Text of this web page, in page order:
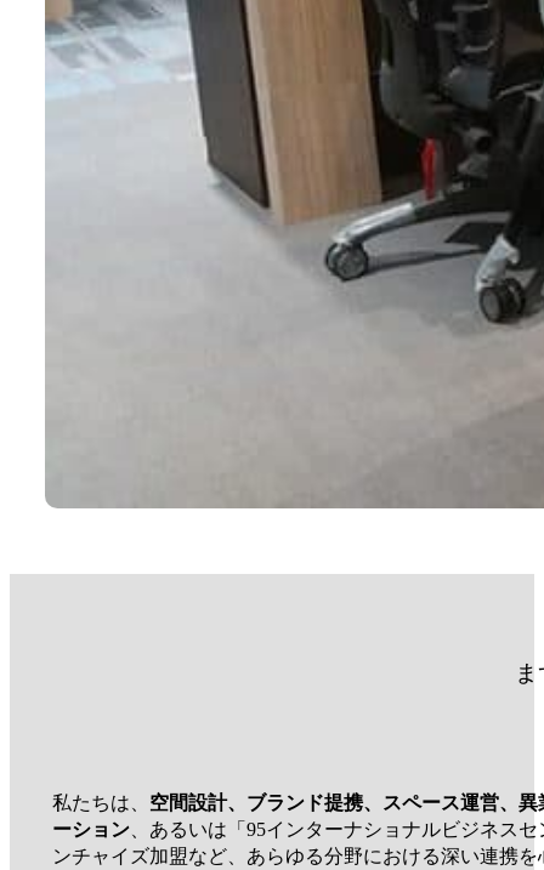
私たちは、 空間設計、ブランド提携、スペース運営、
ーション、あるいは「95インターナショナルビジネス
ンチャイズ加盟など、あらゆる分野における深い連携